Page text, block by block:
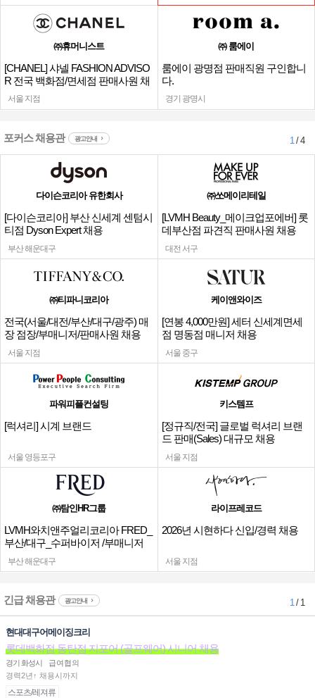
㈜휴머니스트
[CHANEL] 샤넬 FASHION ADVISO
R 전국 백화점/면세점 판매사원 채
용
서울 지점
㈜ 룸에이
룸에이 광명점 판매직원 구인합니
다.
경기 광명시
포커스 채용관 광고안내 1/ 4
다이슨코리아 유한회사
[다이슨코리아] 부산 신세계 센텀시
티점 Dyson Expert 채용
부산 해운대구
㈜쏘메이리테일
[LVMH Beauty_메이크업포에버] 롯
데부산점 파견직 판매사원 채용
대전 서구
㈜티파니코리아
전국(서울/대전/부산/대구/광주) 매
장 점장/부매니저/판매사원 채용
서울 지점
케이앤와이즈
[연봉 4,000만원] 세터 신세계면세
점 명동점 매니저 채용
서울 중구
파워피플컨설팅
[럭셔리] 시계 브랜드
서울 영등포구
키스템프
[정규직/전국] 글로벌 럭셔리 브랜
드 판매(Sales) 대규모 채용
서울 지점
㈜탐인HR그룹
LVMH와치앤주얼리코리아 FRED_
부산/대구_수퍼바이저 /부매니저
채용
부산 해운대구
라이프레코드
2026년 시현하다 신입/경력 채용
서울 지점
긴급 채용관 광고안내 1/ 1
현대대구어메이징크리
롯데백화점 동탄점 지포어 (골프웨어) 시니어 채용
경기 화성시
급여협의
경력2년↑ 채용시까지
스포츠/레져류